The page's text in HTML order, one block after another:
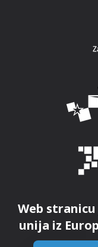
Web
unija iz